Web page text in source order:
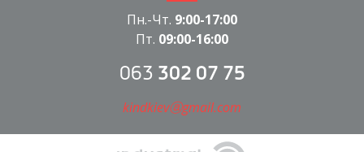
Пн.-Чт. 9:00-17:00
Пт. 09:00-16:00
063 302 07 75
kindkievⓐgmail.com